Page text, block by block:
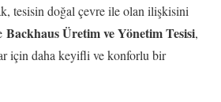
tesisin doğal çevre ile olan ilişkisini
Backhaus Üretim ve Yönetim Tesisi,
için daha keyifli ve konforlu bir